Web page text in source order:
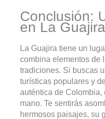
Conclusión:
en La Guajira
La Guajira tiene un
combina elementos de
tradiciones. Si buscas
turísticas populares y
auténtica de Colombia,
mano. Te sentirás
hermosos paisajes, su